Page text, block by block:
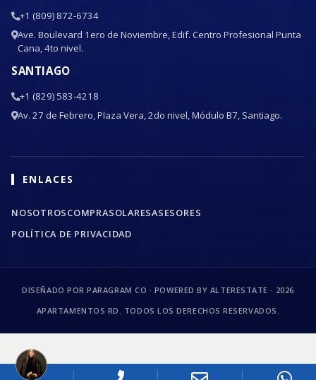
+1 (809) 872-6734
Ave. Boulevard 1ero de Noviembre, Edif. Centro Profesional Punta
Cana, 4to nivel.
SANTIAGO
+1 (829) 583-4218
Av. 27 de Febrero, Plaza Vera, 2do nivel, Módulo B7, Santiago.
ENLACES
NOSOTROSCOMPRASOLARESASESORES
POLÍTICA DE PRIVACIDAD
DISEÑADO POR PARAGRAM CO · POWERED BY ALTERESTATE · 2026
APARTAMENTOS RD. TODOS LOS DERECHOS RESERVADOS.